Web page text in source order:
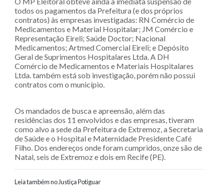
todos os pagamentos da Prefeitura (e dos próprios
contratos) às empresas investigadas: RN Comércio de
Medicamentos e Material Hospitalar; JM Comércio e
Representação Eireli; Saúde Doctor; Nacional
Medicamentos; Artmed Comercial Eireli; e Depósito
Geral de Suprimentos Hospitalares Ltda. A DH
Comércio de Medicamentos e Materiais Hospitalares
Ltda. também está sob investigação, porém não possui
contratos com o município.
Os mandados de busca e apreensão, além das
residências dos 11 envolvidos e das empresas, tiveram
como alvo a sede da Prefeitura de Extremoz, a Secretaria
de Saúde e o Hospital e Maternidade Presidente Café
Filho. Dos endereços onde foram cumpridos, onze são de
Natal, seis de Extremoz e dois em Recife (PE).
Leia também no Justiça Potiguar